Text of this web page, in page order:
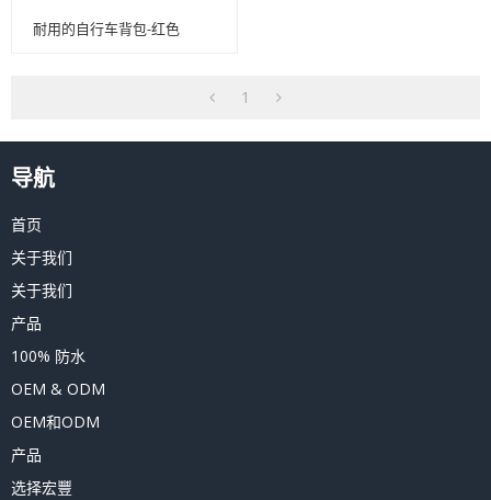
耐用的自行车背包-红色
1
导航
首页
关于我们
关于我们
产品
100% 防水
OEM & ODM
OEM和ODM
产品
选择宏豐